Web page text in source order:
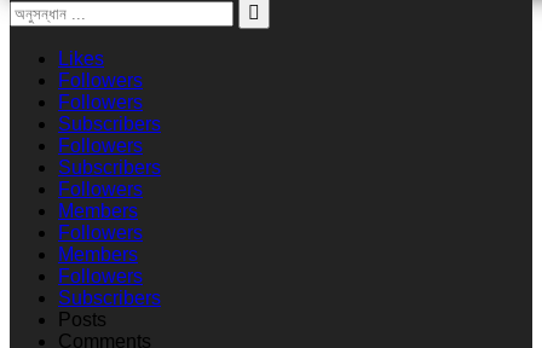
Likes
Followers
Followers
Subscribers
Followers
Subscribers
Followers
Members
Followers
Members
Followers
Subscribers
Posts
Comments